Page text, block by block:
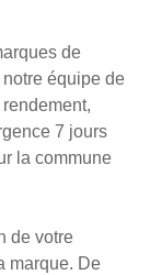
de
équipe de
7 jours
la commune
de votre
marque. De